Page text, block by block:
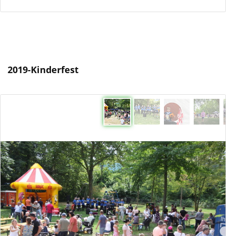
2019-Kinderfest